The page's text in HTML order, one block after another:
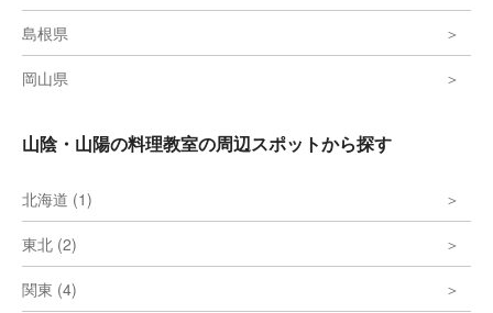
島根県
岡山県
山陰・山陽の料理教室の周辺スポットから探す
北海道 (1)
東北 (2)
関東 (4)